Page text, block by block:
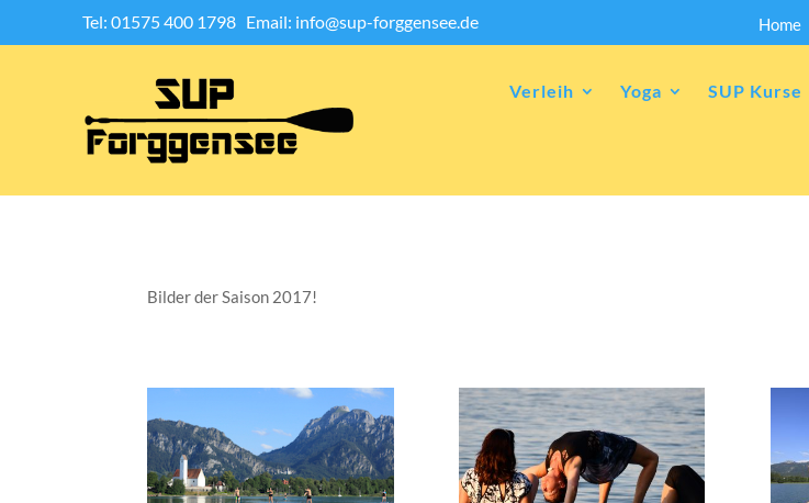
Tel: 01575 400 1798 Email: info@sup-forggensee.de Home
Verleih Yoga SUP Kurse
Bilder der Saison 2017!